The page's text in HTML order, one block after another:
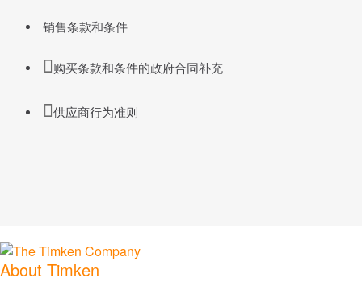
销售条款和条件
购买条款和条件的政府合同补充
供应商行为准则
About Timken